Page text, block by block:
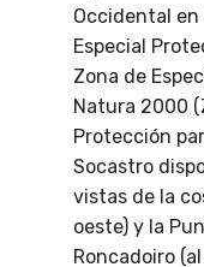
Occidental
Especial
Zona de
Natura 2000
Protección
Socastro
vistas de la
oeste) y la
Roncadoiro